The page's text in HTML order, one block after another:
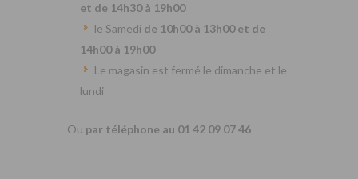
et de 14h30 à 19h00
le Samedi de 10h00 à 13h00 et de
14h00 à 19h00
Le magasin est fermé le dimanche et le
lundi
Ou par téléphone au 01 42 09 07 46